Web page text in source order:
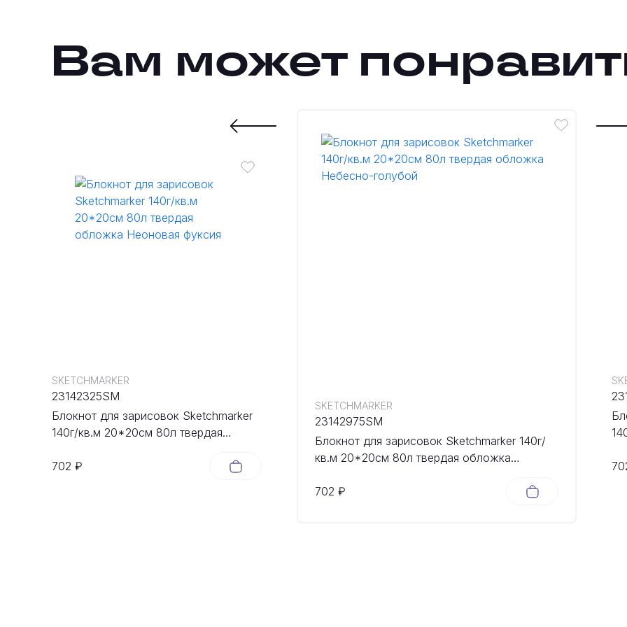
Вам может
702 ₽
Блокнот для зарисовок Sketchmarker
140г/кв.м 20*20cм 80л твердая
SKETCHMARKER
23142325SM
702 ₽
Блокнот для зарисовок Sketchmarker 140г/
кв.м 20*20cм 80л твердая обложка
SKETCHMARKER
23142975SM